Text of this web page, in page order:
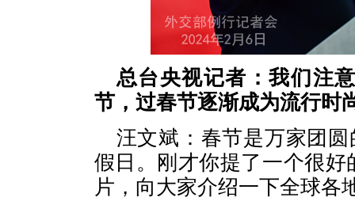
总台央视记者：我们注
节，过春节逐渐成为流行时
汪文斌：春节是万家团
假日。刚才你提了一个很
片，向大家介绍一下全球各